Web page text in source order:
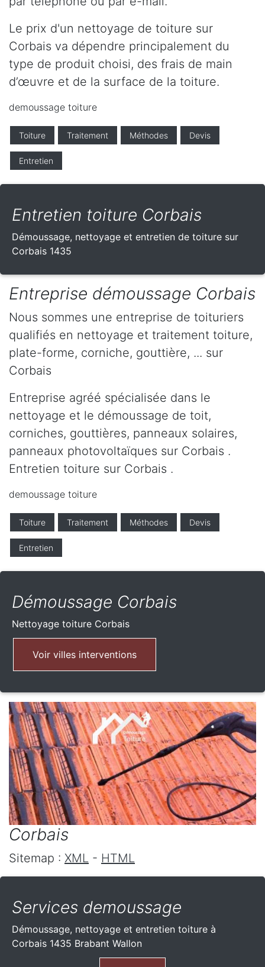
Le prix d'un nettoyage de toiture sur
Corbais va dépendre principalement du
type de produit choisi, des frais de main
d’œuvre et de la surface de la toiture.
demoussage toiture
Toiture Traitement Méthodes Devis
Entretien
Entretien toiture Corbais
Démoussage, nettoyage et entretien de toiture sur
Corbais 1435
Entreprise démoussage Corbais
Nous sommes une entreprise de toituriers
qualifiés en nettoyage et traitement toiture,
plate-forme, corniche, gouttière, ... sur
Corbais
Entreprise agréé spécialisée dans le
nettoyage et le démoussage de toit,
corniches, gouttières, panneaux solaires,
panneaux photovoltaïques sur Corbais .
Entretien toiture sur Corbais .
demoussage toiture
Toiture Traitement Méthodes Devis
Entretien
Démoussage Corbais
Nettoyage toiture Corbais
Voir villes interventions
Corbais
Sitemap : XML - HTML
Services demoussage
Démoussage, nettoyage et entretien toiture à
Corbais 1435 Brabant Wallon